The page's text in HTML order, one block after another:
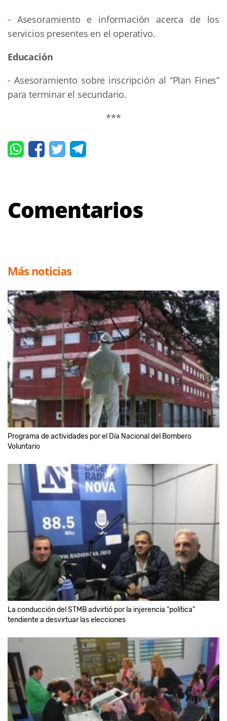
- Asesoramiento e información acerca de los
servicios presentes en el operativo.
Educación
- Asesoramiento sobre inscripción al “Plan Fines”
para terminar el secundario.
***
Comentarios
Más noticias
Programa de actividades por el Día Nacional del Bombero
Voluntario
La conducción del STMB advirtió por la injerencia "política"
tendiente a desvirtuar las elecciones